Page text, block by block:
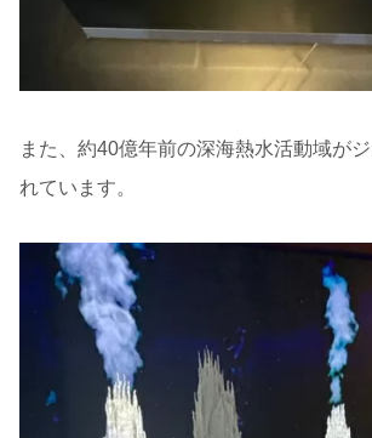
また、約40億年前の深海熱水活動域が
れています。